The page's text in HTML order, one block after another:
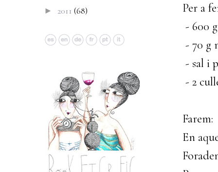
Per a
- 600
- 70 g
- sal i
- 2
Farem:
En
► 2011 (68)